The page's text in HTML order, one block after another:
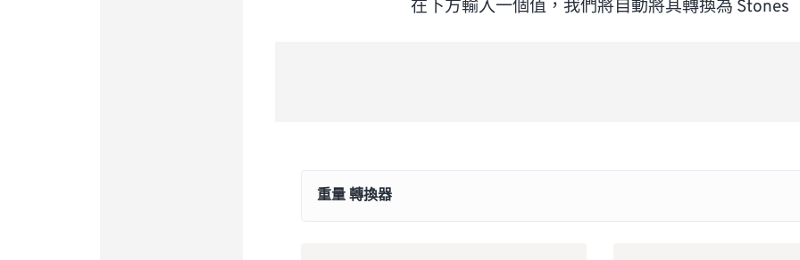
在下方輸入一個值，我們將自動將其轉換為 Stones